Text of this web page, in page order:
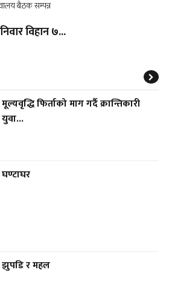
विहान ७...
मूल्यवृद्धि फिर्ताको माग गर्दै क्रान्तिकारी
युवा...
घण्टाघर
झुपडि र महल